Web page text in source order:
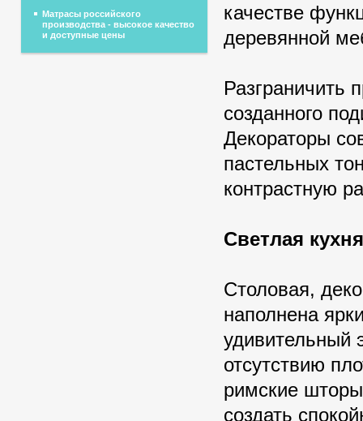
качестве
деревянной
Разграничить
созданного
Декораторы
пастельных
контрастную
Светлая
Столовая,
наполнена
удивительный
отсутствию
римские
создать
Матрасы российского
производства - высокое качество
и доступные цены